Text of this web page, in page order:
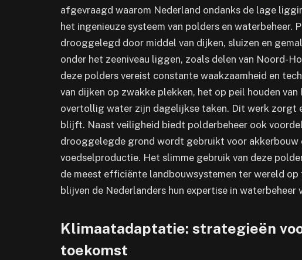
afgevraagd waarom Nederland ondanks de lage
het ingenieuze systeem van polders en waterbeheer.
drooggelegd door middel van dijken, sluizen en
onder het zeeniveau liggen, zoals delen van Noord-
deze polders vereist constante waakzaamheid en
van dijken op zwakke plekken, het op peil houden
overtollig water zijn dagelijkse taken. Dit werk zorgt
blijft. Naast veiligheid biedt polderbeheer ook
drooggelegde grond wordt gebruikt voor akkerbouw
voedselproductie. Het slimme gebruik van deze
de meest efficiënte landbouwsystemen ter wereld op
blijven de Nederlanders hun expertise in waterbeheer
Klimaatadaptatie: strategieën
toekomst